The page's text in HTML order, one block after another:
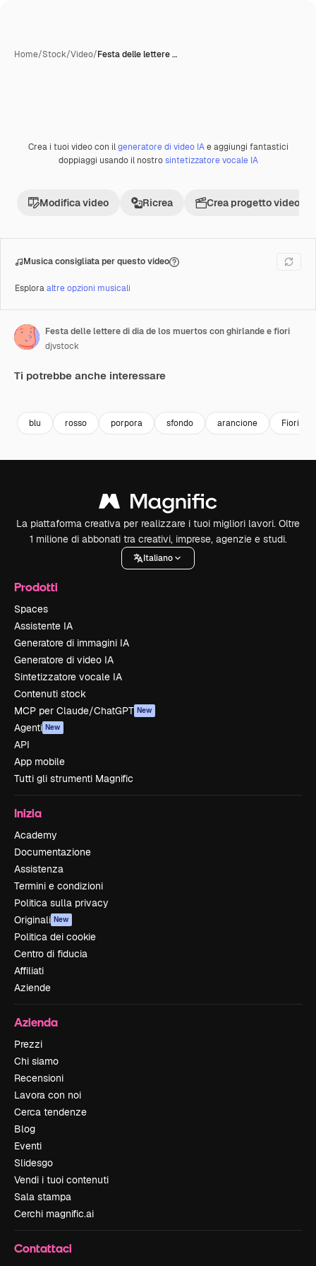
Home/Stock/Video/Festa delle lettere …
Premium
Crea i tuoi video con ilgeneratore di video IAe aggiungi fantastici
doppiaggi usando il nostrosintetizzatore vocale IA
Modifica video Ricrea Crea progetto video
Musica consigliata per questo video
Esploraaltre opzioni musicali
Festa delle lettere di dia de los muertos con ghirlande e fiori
djvstock
Ti potrebbe anche interessare
blu rosso porpora sfondo arancione Fiori
La piattaforma creativa per realizzare i tuoi migliori lavori. Oltre
1 milione di abbonati tra creativi, imprese, agenzie e studi.
Italiano
Prodotti
Spaces
Assistente IA
Generatore di immagini IA
Generatore di video IA
Sintetizzatore vocale IA
Contenuti stock
MCP per Claude/ChatGPT New
Agenti New
API
App mobile
Tutti gli strumenti Magnific
Inizia
Academy
Documentazione
Assistenza
Termini e condizioni
Politica sulla privacy
Originali New
Politica dei cookie
Centro di fiducia
Affiliati
Aziende
Azienda
Prezzi
Chi siamo
Recensioni
Lavora con noi
Cerca tendenze
Blog
Eventi
Slidesgo
Vendi i tuoi contenuti
Sala stampa
Cerchi magnific.ai
Contattaci